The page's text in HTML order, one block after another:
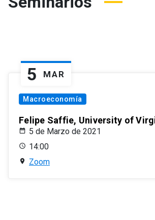
5 MAR
Macroeconomía
Felipe Saffie, University of
5 de Marzo de 2021
14:00
Zoom